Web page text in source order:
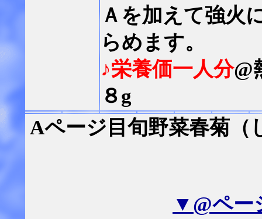
Ａを加えて強火
らめます。
♪栄養価一人分@
８g
Aページ目旬野菜春菊（
▼@ペー